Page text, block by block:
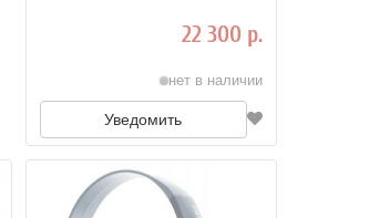
22 300 р.
нет в наличии
Уведомить